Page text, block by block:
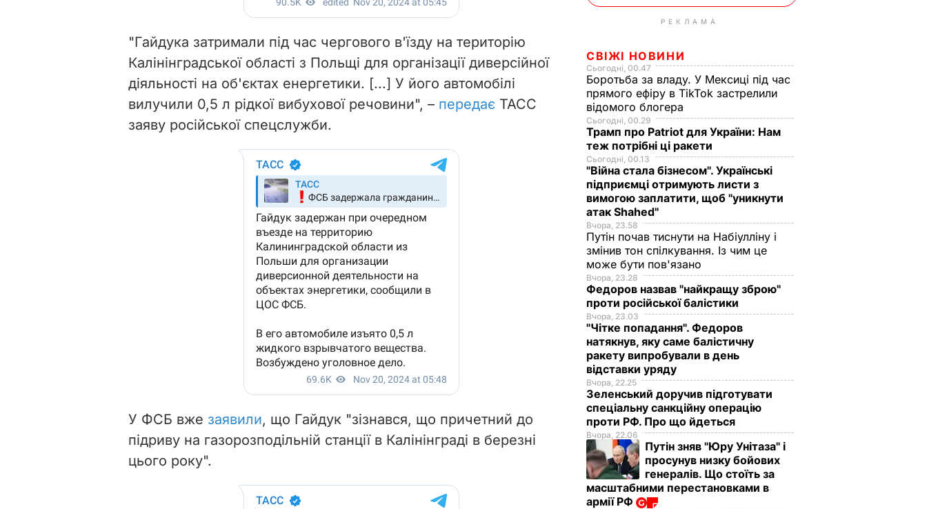
"Гайдука затримали під час чергового в'їзду на територію
Калінінградської області з Польщі для організації диверсійної
діяльності на об'єктах енергетики. [...] У його автомобілі
вилучили 0,5 л рідкої вибухової речовини", – передає ТАСС
заяву російської спецслужби.
У ФСБ вже заявили, що Гайдук "зізнався, що причетний до
підриву на газорозподільній станції в Калінінграді в березні
цього року".
РЕКЛАМА
СВІЖІ НОВИНИ
Сьогодні, 00.47
Боротьба за владу. У Мексиці під час
прямого ефіру в TikTok застрелили
відомого блогера
Сьогодні, 00.29
Трамп про Patriot для України: Нам
теж потрібні ці ракети
Сьогодні, 00.13
"Війна стала бізнесом". Українські
підприємці отримують листи з
вимогою заплатити, щоб "уникнути
атак Shahed"
Вчора, 23.58
Путін почав тиснути на Набіулліну і
змінив тон спілкування. Із чим це
може бути пов'язано
Вчора, 23.28
Федоров назвав "найкращу зброю"
проти російської балістики
Вчора, 23.03
"Чітке попадання". Федоров
натякнув, яку саме балістичну
ракету випробували в день
відставки уряду
Вчора, 22.25
Зеленський доручив підготувати
спеціальну санкційну операцію
проти РФ. Про що йдеться
Вчора, 22.06
Путін зняв "Юру Унітаза" і
просунув низку бойових
генералів. Що стоїть за
масштабними перестановками в
армії РФ